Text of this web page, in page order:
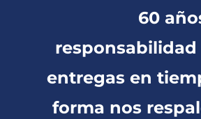
60
responsabilidad
entregas en
forma nos